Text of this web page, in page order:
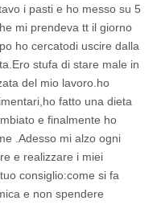
i pasti e ho messo su 5
mi prendeva tt il giorno
ho cercatodi uscire dalla
stufa di stare male in
del mio lavoro.ho
fatto una dieta
e finalmente ho
.Adesso mi alzo ogni
e realizzare i miei
consiglio:come si fa
e non spendere